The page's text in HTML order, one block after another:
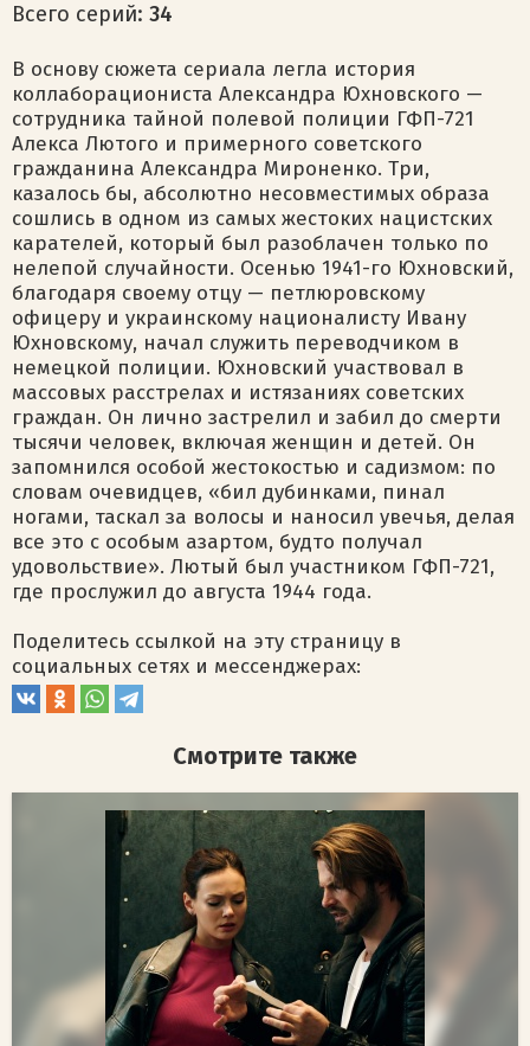
Всего серий: 34
В основу сюжета сериала легла история
коллаборациониста Александра Юхновского —
сотрудника тайной полевой полиции ГФП-721
Алекса Лютого и примерного советского
гражданина Александра Мироненко. Три,
казалось бы, абсолютно несовместимых образа
сошлись в одном из самых жестоких нацистских
карателей, который был разоблачен только по
нелепой случайности. Осенью 1941-го Юхновский,
благодаря своему отцу — петлюровскому
офицеру и украинскому националисту Ивану
Юхновскому, начал служить переводчиком в
немецкой полиции. Юхновский участвовал в
массовых расстрелах и истязаниях советских
граждан. Он лично застрелил и забил до смерти
тысячи человек, включая женщин и детей. Он
запомнился особой жестокостью и садизмом: по
словам очевидцев, «бил дубинками, пинал
ногами, таскал за волосы и наносил увечья, делая
все это с особым азартом, будто получал
удовольствие». Лютый был участником ГФП-721,
где прослужил до августа 1944 года.
Поделитесь ссылкой на эту страницу в
социальных сетях и мессенджерах:
Смотрите также